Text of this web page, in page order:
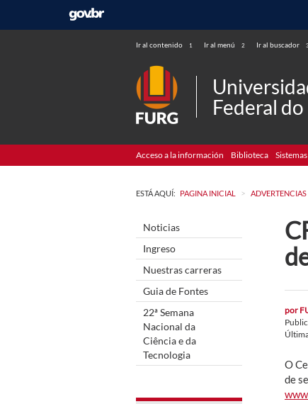
Ir al contenido 1 Ir al menú 2 Ir al buscador
Federal
Acceso a la información Biblioteca Sistemas
ESTÁ AQUÍ: PAGINA INICIAL > ADVERTENCIAS
Noticias
Ingreso
Nuestras carreras
Guia de Fontes
22ª Semana
Nacional da
Ciência e da
Tecnologia
por
O
de